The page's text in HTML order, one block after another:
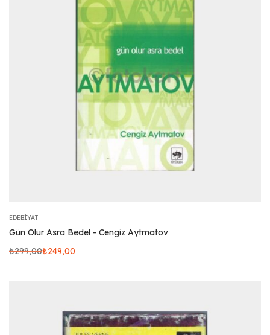
EDEBIYAT
Gün Olur Asra Bedel - Cengiz Aytmatov
₺299,00₺249,00